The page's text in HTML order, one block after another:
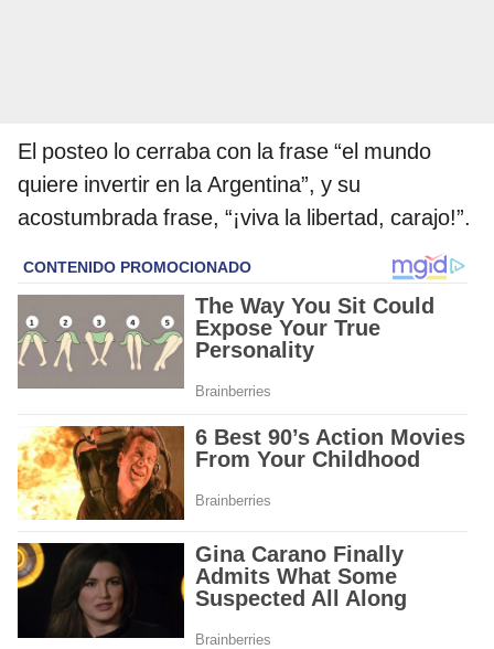
El posteo lo cerraba con la frase “el mundo
quiere invertir en la Argentina”, y su
acostumbrada frase, “¡viva la libertad, carajo!”.